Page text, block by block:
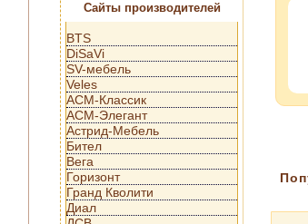
Сайты производителей
BTS
DiSaVi
SV-мебель
Veles
АСМ-Классик
АСМ-Элегант
Астрид-Мебель
Бител
Вега
Горизонт
Гранд Кволити
Диал